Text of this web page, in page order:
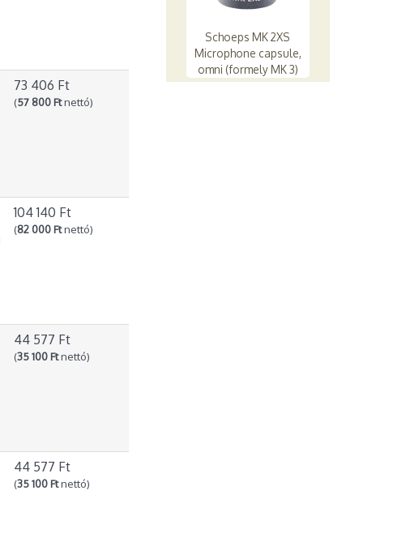
73 406 Ft
(57 800 Ftnettó)
104 140 Ft
(82 000 Ftnettó)
44 577 Ft
(35 100 Ftnettó)
44 577 Ft
(35 100 Ftnettó)
Schoeps MK 2XS
Microphone capsule,
omni (formely MK 3)